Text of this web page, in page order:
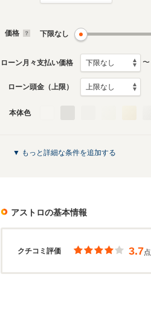
価格 下限なし
ローン月々支払い価格 〜
ローン頭金（上限）
本体色
▼ もっと詳細な条件を追加する
アストロの基本情報
クチコミ評価 3.7点